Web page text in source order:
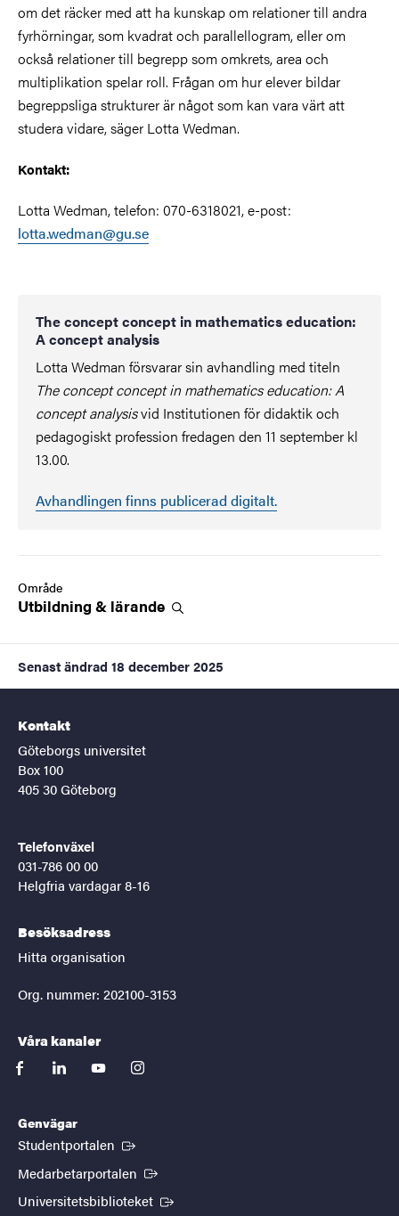
om det räcker med att ha kunskap om relationer till andra
fyrhörningar, som kvadrat och parallellogram, eller om
också relationer till begrepp som omkrets, area och
multiplikation spelar roll. Frågan om hur elever bildar
begreppsliga strukturer är något som kan vara värt att
studera vidare, säger Lotta Wedman.
Kontakt:
Lotta Wedman, telefon: 070-6318021, e-post:
lotta.wedman@gu.se
The concept concept in mathematics education:
A concept analysis
Lotta Wedman försvarar sin avhandling med titeln
The concept concept in mathematics education: A
concept analysisvid Institutionen för didaktik och
pedagogiskt profession fredagen den 11 september kl
13.00.
Avhandlingen finns publicerad digitalt.
Område
Utbildning & lärande
Senast ändrad 18 december 2025
Kontakt
Göteborgs universitet
Box 100
405 30 Göteborg
Telefonväxel
031-786 00 00
Helgfria vardagar 8-16
Besöksadress
Hitta organisation
Org. nummer: 202100-3153
Våra kanaler
facebooklinkedinyoutubeinstagram
Genvägar
Studentportalen (Extern länk)
Medarbetarportalen (Extern länk)
Universitetsbiblioteket (Extern länk)